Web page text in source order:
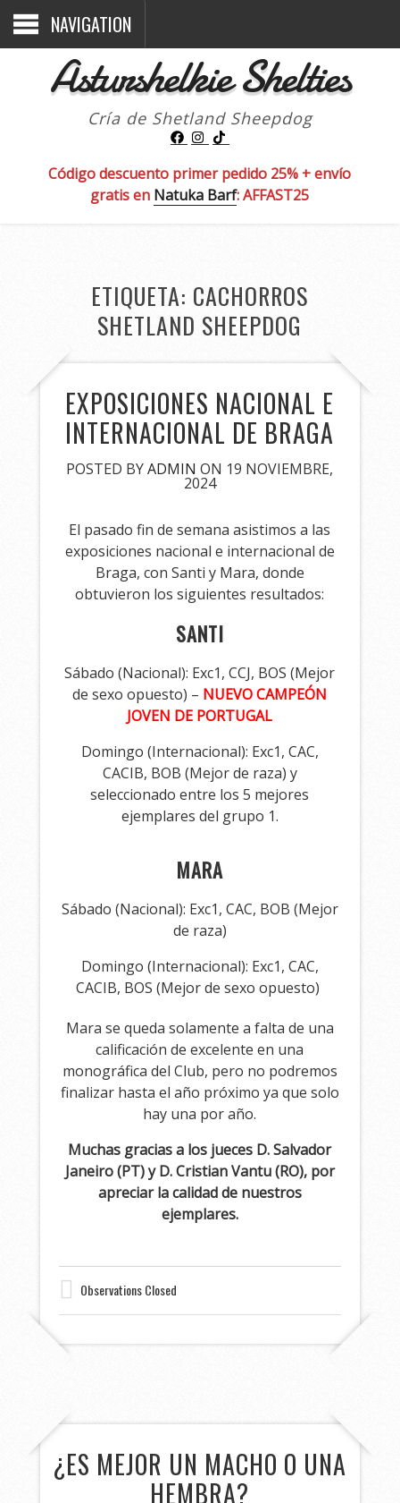
NAVIGATION
Asturshelkie Shelties
Cría de Shetland Sheepdog
Código descuento primer pedido 25% + envío
gratis en Natuka Barf: AFFAST25
ETIQUETA: CACHORROS
SHETLAND SHEEPDOG
EXPOSICIONES NACIONAL E
INTERNACIONAL DE BRAGA
POSTED BYADMIN ON 19 NOVIEMBRE,
2024
El pasado fin de semana asistimos a las
exposiciones nacional e internacional de
Braga, con Santi y Mara, donde
obtuvieron los siguientes resultados:
SANTI
Sábado (Nacional): Exc1, CCJ, BOS (Mejor
de sexo opuesto) – NUEVO CAMPEÓN
JOVEN DE PORTUGAL
Domingo (Internacional): Exc1, CAC,
CACIB, BOB (Mejor de raza) y
seleccionado entre los 5 mejores
ejemplares del grupo 1.
MARA
Sábado (Nacional): Exc1, CAC, BOB (Mejor
de raza)
Domingo (Internacional): Exc1, CAC,
CACIB, BOS (Mejor de sexo opuesto)
Mara se queda solamente a falta de una
calificación de excelente en una
monográfica del Club, pero no podremos
finalizar hasta el año próximo ya que solo
hay una por año.
Muchas gracias a los jueces D. Salvador
Janeiro (PT) y D. Cristian Vantu (RO), por
apreciar la calidad de nuestros
ejemplares.
Observations Closed
¿ES MEJOR UN MACHO O UNA
HEMBRA?